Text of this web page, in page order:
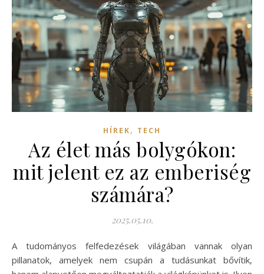
HÍREK, TECH
Az élet más bolygókon:
mit jelent ez az emberiség
számára?
2025.05.10.
A tudományos felfedezések világában vannak olyan
pillanatok, amelyek nem csupán a tudásunkat bővítik,